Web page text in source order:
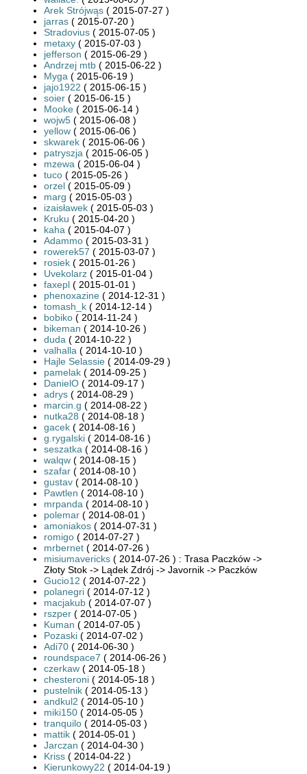
Arek Strójwąs ( 2015-07-27 )
jarras ( 2015-07-20 )
Stradovius ( 2015-07-05 )
metaxy ( 2015-07-03 )
jefferson ( 2015-06-29 )
Andrzej mtb ( 2015-06-22 )
Myga ( 2015-06-19 )
jajo1922 ( 2015-06-15 )
soier ( 2015-06-15 )
Mooke ( 2015-06-14 )
wojw5 ( 2015-06-08 )
yellow ( 2015-06-06 )
skwarek ( 2015-06-06 )
patryszja ( 2015-06-05 )
mzewa ( 2015-06-04 )
tuco ( 2015-05-26 )
orzel ( 2015-05-09 )
marg ( 2015-05-03 )
izaisławek ( 2015-05-03 )
Kruku ( 2015-04-20 )
kaha ( 2015-04-07 )
Adammo ( 2015-03-31 )
rowerek57 ( 2015-03-07 )
rosiek ( 2015-01-26 )
Uvekolarz ( 2015-01-04 )
faxepl ( 2015-01-01 )
phenoxazine ( 2014-12-31 )
tomash_k ( 2014-12-14 )
bobiko ( 2014-11-24 )
bikeman ( 2014-10-26 )
duda ( 2014-10-22 )
valhalla ( 2014-10-10 )
Hajle Selassie ( 2014-09-29 )
pamelak ( 2014-09-25 )
DanielO ( 2014-09-17 )
adrys ( 2014-08-29 )
marcin.g ( 2014-08-22 )
nutka28 ( 2014-08-18 )
gacek ( 2014-08-16 )
g.rygalski ( 2014-08-16 )
seszatka ( 2014-08-16 )
walqw ( 2014-08-15 )
szafar ( 2014-08-10 )
gustav ( 2014-08-10 )
Pawtlen ( 2014-08-10 )
mrpanda ( 2014-08-10 )
polemar ( 2014-08-01 )
amoniakos ( 2014-07-31 )
romigo ( 2014-07-27 )
mrbernet ( 2014-07-26 )
misiumavericks ( 2014-07-26 ) : Trasa Paczków ->
Złoty Stok -> Lądek Zdrój -> Javornik -> Paczków
Gucio12 ( 2014-07-22 )
polanegri ( 2014-07-12 )
macjakub ( 2014-07-07 )
rszper ( 2014-07-05 )
Kuman ( 2014-07-05 )
Pozaski ( 2014-07-02 )
Adi70 ( 2014-06-30 )
roundspace7 ( 2014-06-26 )
czerkaw ( 2014-05-18 )
chesteroni ( 2014-05-18 )
pustelnik ( 2014-05-13 )
andkul2 ( 2014-05-10 )
miki150 ( 2014-05-05 )
tranquilo ( 2014-05-03 )
mattik ( 2014-05-01 )
Jarczan ( 2014-04-30 )
Kriss ( 2014-04-22 )
Kierunkowy22 ( 2014-04-19 )